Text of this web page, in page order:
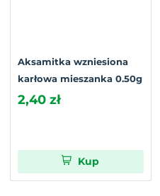
Aksamitka wzniesiona
karłowa mieszanka 0.50g
2,40 zł
Kup